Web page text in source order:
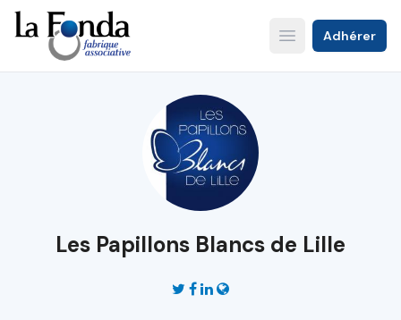
Aller
au
contenu
principal
Open main menu
Adhérer
Les Papillons Blancs de Lille